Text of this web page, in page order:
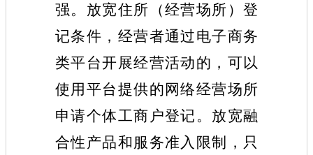
强。放宽住所（经营场所）登
记条件，经营者通过电子商务
类平台开展经营活动的，可以
使用平台提供的网络经营场所
申请个体工商户登记。放宽融
合性产品和服务准入限制，只